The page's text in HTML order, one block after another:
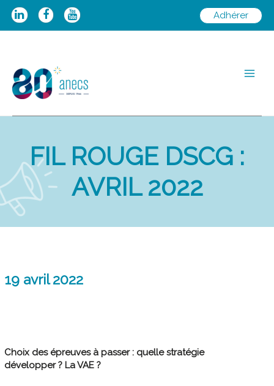
Aller
Adhérer
FIL ROUGE DSCG :
AVRIL 2022
19 avril 2022
Choix des épreuves à passer : quelle stratégie
développer ? La VAE ?